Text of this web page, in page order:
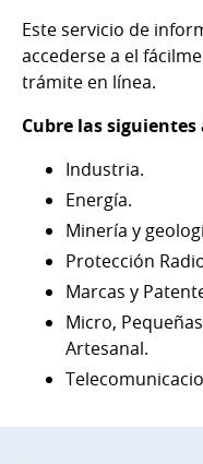
Este servicio de
accederse a el
trámite en línea.
Cubre las
Industria.
Energía.
Minería y
Protección
Marcas y
Micro,
Artesanal.